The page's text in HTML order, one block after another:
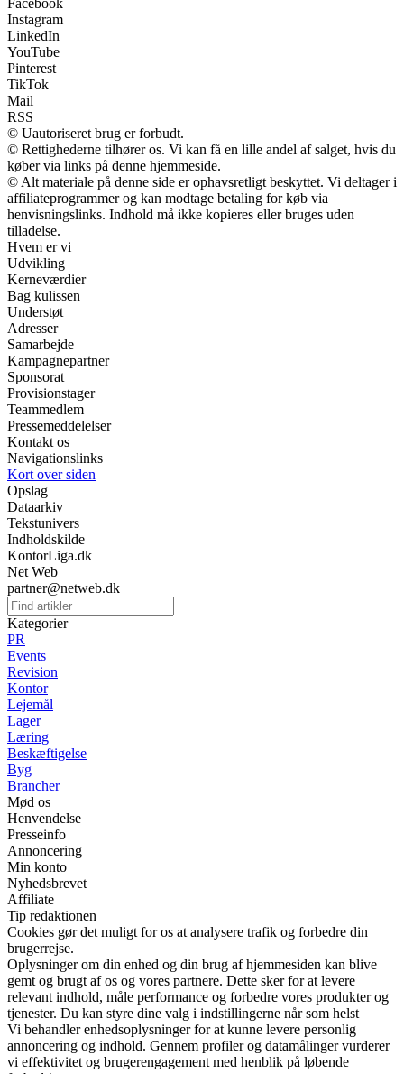
Facebook
Instagram
LinkedIn
YouTube
Pinterest
TikTok
Mail
RSS
© Uautoriseret brug er forbudt.
© Rettighederne tilhører os. Vi kan få en lille andel af salget, hvis du
køber via links på denne hjemmeside.
© Alt materiale på denne side er ophavsretligt beskyttet. Vi deltager i
affiliateprogrammer og kan modtage betaling for køb via
henvisningslinks. Indhold må ikke kopieres eller bruges uden
tilladelse.
Hvem er vi
Udvikling
Kerneværdier
Bag kulissen
Understøt
Adresser
Samarbejde
Kampagnepartner
Sponsorat
Provisionstager
Teammedlem
Pressemeddelelser
Kontakt os
Navigationslinks
Kort over siden
Opslag
Dataarkiv
Tekstunivers
Indholdskilde
KontorLiga.dk
Net Web
partner@netweb.dk
Kategorier
PR
Events
Revision
Kontor
Lejemål
Lager
Læring
Beskæftigelse
Byg
Brancher
Mød os
Henvendelse
Presseinfo
Annoncering
Min konto
Nyhedsbrevet
Affiliate
Tip redaktionen
Cookies gør det muligt for os at analysere trafik og forbedre din
brugerrejse.
Oplysninger om din enhed og din brug af hjemmesiden kan blive
gemt og brugt af os og vores partnere. Dette sker for at levere
relevant indhold, måle performance og forbedre vores produkter og
tjenester. Du kan styre dine valg i indstillingerne når som helst
Vi behandler enhedsoplysninger for at kunne levere personlig
annoncering og indhold. Gennem profiler og datamålinger vurderer
vi effektivitet og brugerengagement med henblik på løbende